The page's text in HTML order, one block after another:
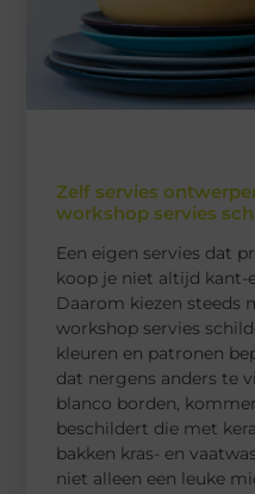
Zelf servies
workshop servies
Een eigen servies dat
koop je niet altijd kant-
Daarom kiezen steeds
workshop servies
kleuren en patronen
dat nergens anders te
blanco borden,
beschildert die met
bakken kras- en
niet alleen een leuke